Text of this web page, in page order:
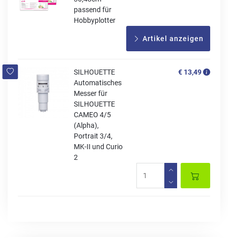
passend für
Hobbyplotter
Artikel anzeigen
SILHOUETTE
Automatisches
Messer für
SILHOUETTE
CAMEO 4/5
(Alpha),
Portrait 3/4,
MK-II und Curio
2
€ 13,49